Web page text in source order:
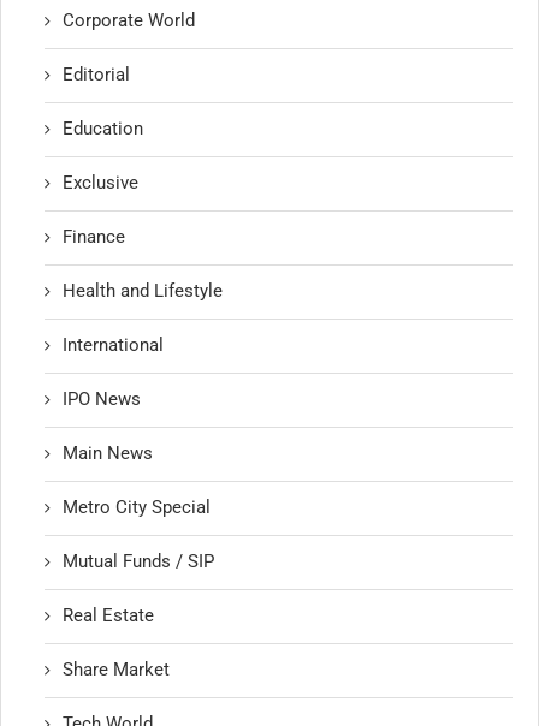
Corporate World
Editorial
Education
Exclusive
Finance
Health and Lifestyle
International
IPO News
Main News
Metro City Special
Mutual Funds / SIP
Real Estate
Share Market